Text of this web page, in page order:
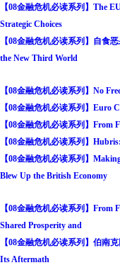
【08金融危机必读系列】The
Strategic Choices
【08金融危机必读系列】自食
the New Third World
【08金融危机必读系列】No
【08金融危机必读系列】Euro
【08金融危机必读系列】From
【08金融危机必读系列】
【08金融危机必读系列】
Blew Up the British Economy
【08金融危机必读系列】From
Shared Prosperity and
【08金融危机必读系列】伯南
Its Aftermath